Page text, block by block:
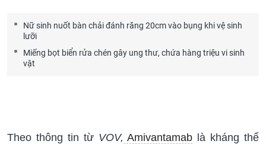
Nữ sinh nuốt bàn chải đánh răng 20cm vào bụng khi vệ sinh
lưỡi
Miếng bọt biển rửa chén gây ung thư, chứa hàng triệu vi sinh
vật
Theo thông tin từ VOV, Amivantamab là kháng thể